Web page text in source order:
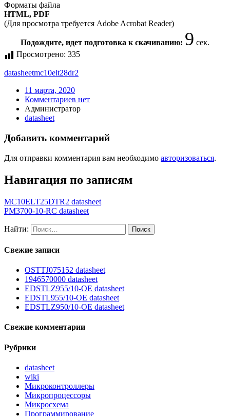
Форматы файла
HTML, PDF
(Для просмотра требуется Adobe Acrobat Reader)
Подождите, идет подготовка к скачиванию: 9 сек.
Просмотрено: 335
datasheetmc10elt28dr2
11 марта, 2020
Комментариев нет
Администратор
datasheet
Добавить комментарий
Для отправки комментария вам необходимо авторизоваться.
Навигация по записям
MC10ELT25DTR2 datasheet
PM3700-10-RC datasheet
Найти:
Свежие записи
OSTTJ075152 datasheet
1946570000 datasheet
EDSTLZ955/10-OE datasheet
EDSTL955/10-OE datasheet
EDSTLZ950/10-OE datasheet
Свежие комментарии
Рубрики
datasheet
wiki
Микроконтроллеры
Микропроцессоры
Микросхема
Программирование